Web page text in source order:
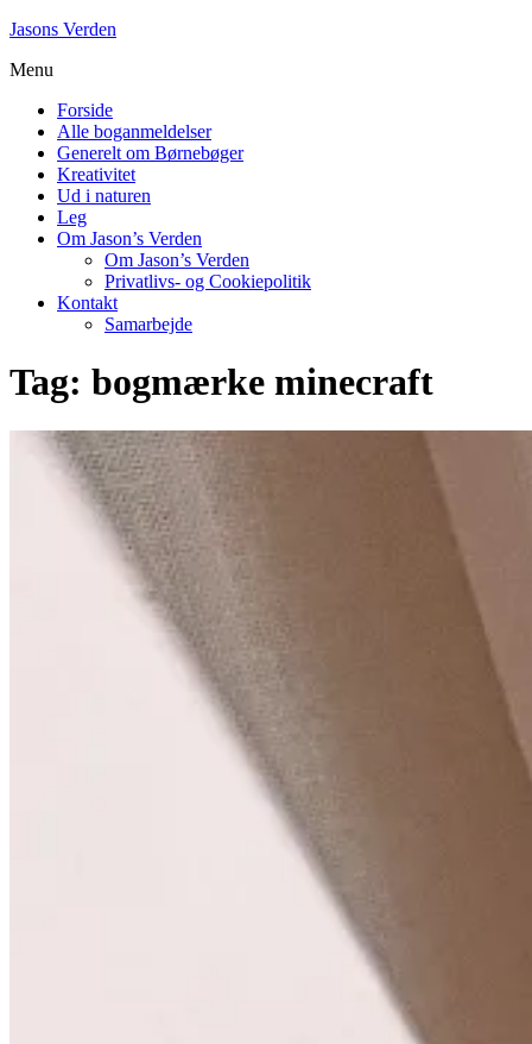
Skip
content
Jasons Verden
Menu
Forside
Alle boganmeldelser
Generelt om Børnebøger
Kreativitet
Ud i naturen
Leg
Om Jason’s Verden
Om Jason’s Verden
Privatlivs- og Cookiepolitik
Kontakt
Samarbejde
Tag: bogmærke minecraft